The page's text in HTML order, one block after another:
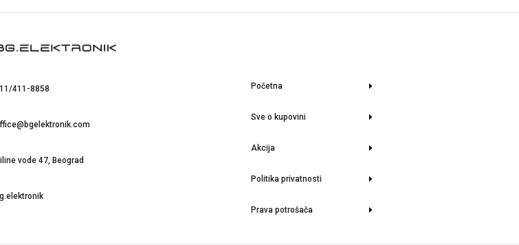
411-8858
vode 47, Beograd
Početna
Sve o kupovini
Akcija
Politika privatnosti
Prava potrošača